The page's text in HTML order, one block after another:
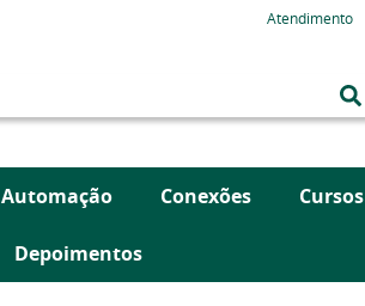
Atendimento
Automação Conexões Cursos
Depoimentos